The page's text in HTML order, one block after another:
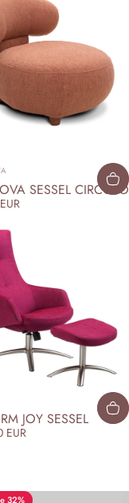
SESSEL CIRCOLO
JOY SESSEL
EUR
32%